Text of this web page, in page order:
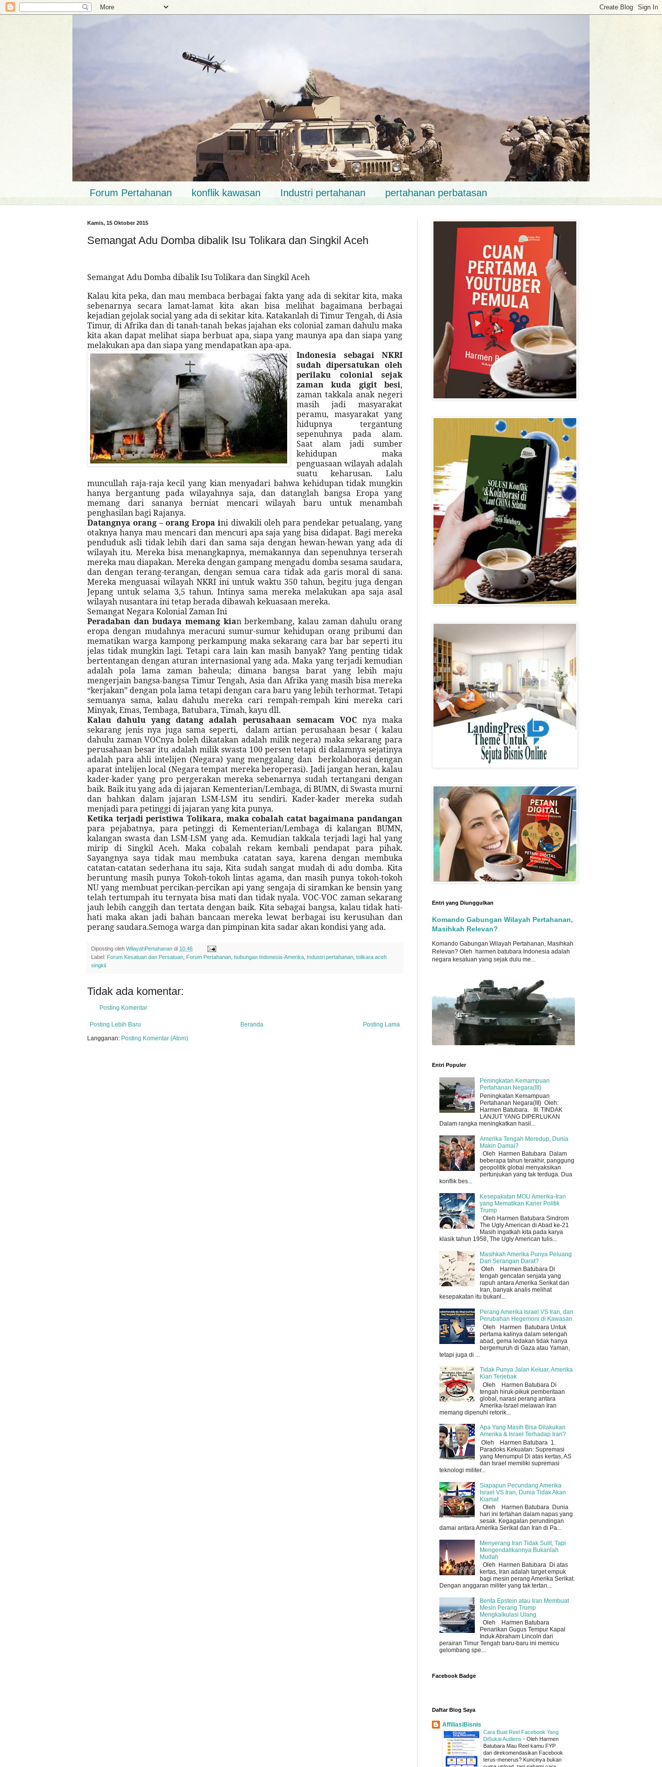
Forum Pertahanan konflik kawasan Industri pertahanan pertahanan perbatasan
Kamis, 15 Oktober 2015
Semangat Adu Domba dibalik Isu Tolikara dan Singkil Aceh
Semangat Adu Domba dibalik Isu Tolikara dan Singkil Aceh
Kalau kita peka, dan mau membaca berbagai fakta yang ada di sekitar kita, maka
sebenarnya secara lamat-lamat kita akan bisa melihat bagaimana berbagai
kejadian gejolak social yang ada di sekitar kita. Katakanlah di Timur Tengah, di Asia
Timur, di Afrika dan di tanah-tanah bekas jajahan eks colonial zaman dahulu maka
kita akan dapat melihat siapa berbuat apa, siapa yang maunya apa dan siapa yang
melakukan apa dan siapa yang mendapatkan apa-apa.
Indonesia sebagai NKRI
sudah dipersatukan oleh
perilaku colonial sejak
zaman kuda gigit besi,
zaman takkala anak negeri
masih jadi masyarakat
peramu, masyarakat yang
hidupnya tergantung
sepenuhnya pada alam.
Saat alam jadi sumber
kehidupan maka
penguasaan wilayah adalah
suatu keharusan. Lalu
muncullah raja-raja kecil yang kian menyadari bahwa kehidupan tidak mungkin
hanya bergantung pada wilayahnya saja, dan datanglah bangsa Eropa yang
memang dari sananya berniat mencari wilayah baru untuk menambah
penghasilan bagi Rajanya.
Datangnya orang – orang Eropa ini diwakili oleh para pendekar petualang, yang
otaknya hanya mau mencari dan mencuri apa saja yang bisa didapat. Bagi mereka
penduduk asli tidak lebih dari dan sama saja dengan hewan-hewan yang ada di
wilayah itu. Mereka bisa menangkapnya, memakannya dan sepenuhnya terserah
mereka mau diapakan. Mereka dengan gampang mengadu domba sesama saudara,
dan dengan terang-terangan, dengan semua cara tidak ada garis moral di sana.
Mereka menguasai wilayah NKRI ini untuk waktu 350 tahun, begitu juga dengan
Jepang untuk selama 3,5 tahun. Intinya sama mereka melakukan apa saja asal
wilayah nusantara ini tetap berada dibawah kekuasaan mereka.
Semangat Negara Kolonial Zaman Ini
Peradaban dan budaya memang kian berkembang, kalau zaman dahulu orang
eropa dengan mudahnya meracuni sumur-sumur kehidupan orang pribumi dan
mematikan warga kampong perkampung maka sekarang cara bar bar seperti itu
jelas tidak mungkin lagi. Tetapi cara lain kan masih banyak? Yang penting tidak
bertentangan dengan aturan internasional yang ada. Maka yang terjadi kemudian
adalah pola lama zaman baheula; dimana bangsa barat yang lebih maju
mengerjain bangsa-bangsa Timur Tengah, Asia dan Afrika yang masih bisa mereka
“kerjakan” dengan pola lama tetapi dengan cara baru yang lebih terhormat. Tetapi
semuanya sama, kalau dahulu mereka cari rempah-rempah kini mereka cari
Minyak, Emas, Tembaga, Batubara, Timah, kayu dll.
Kalau dahulu yang datang adalah perusahaan semacam VOC nya maka
sekarang jenis nya juga sama seperti,
dalam artian perusahaan besar ( kalau
dahulu zaman VOCnya boleh dikatakan adalah milik negera) maka sekarang para
perusahaan besar itu adalah milik swasta 100 persen tetapi di dalamnya sejatinya
adalah para ahli intelijen (Negara) yang menggalang dan
berkolaborasi dengan
aparat intelijen local (Negara tempat mereka beroperasi). Jadi jangan heran, kalau
kader-kader yang pro pergerakan mereka sebenarnya sudah tertangani dengan
baik. Baik itu yang ada di jajaran Kementerian/Lembaga, di BUMN, di Swasta murni
dan bahkan dalam jajaran LSM-LSM itu sendiri. Kader-kader mereka sudah
menjadi para petinggi di jajaran yang kita punya.
Ketika terjadi peristiwa Tolikara, maka cobalah catat bagaimana pandangan
para pejabatnya, para petinggi di Kementerian/Lembaga di kalangan BUMN,
kalangan swasta dan LSM-LSM yang ada. Kemudian takkala terjadi lagi hal yang
mirip di Singkil Aceh. Maka cobalah rekam kembali pendapat para pihak.
Sayangnya saya tidak mau membuka catatan saya, karena dengan membuka
catatan-catatan sederhana itu saja, Kita sudah sangat mudah di adu domba. Kita
beruntung masih punya Tokoh-tokoh lintas agama, dan masih punya tokoh-tokoh
NU yang membuat percikan-percikan api yang sengaja di siramkan ke bensin yang
telah tertumpah itu ternyata bisa mati dan tidak nyala. VOC-VOC zaman sekarang
jauh lebih canggih dan tertata dengan baik. Kita sebagai bangsa, kalau tidak hati-
hati maka akan jadi bahan bancaan mereka lewat berbagai isu kerusuhan dan
perang saudara.Semoga warga dan pimpinan kita sadar akan kondisi yang ada.
Diposting oleh WilayahPertahanan di 10.46
Label: Forum Kesatuan dan Persatuan Forum Pertahanan hubungan Indonesia-Amerika Industri pertahanan tolikara aceh
singkil
Tidak ada komentar:
Posting Komentar
Posting Lebih Baru Posting Lama
Beranda
Langganan: Posting Komentar (Atom)
Entri yang Diunggulkan
Komando Gabungan Wilayah Pertahanan,
Masihkah Relevan?
Komando Gabungan Wilayah Pertahanan, Masihkah
Relevan? Oleh harmen batubara Indonesia adalah
negara kesatuan yang sejak dulu me...
Entri Populer
Peningkatan Kemampuan
Pertahanan Negara(III)
Peningkatan Kemampuan
Pertahanan Negara(III) Oleh:
Harmen Batubara. III. TINDAK
LANJUT YANG DIPERLUKAN
Dalam rangka meningkatkan hasil...
Amerika Tengah Meredup, Dunia
Makin Damai?
Oleh Harmen Batubara Dalam
beberapa tahun terakhir, panggung
geopolitik global menyaksikan
pertunjukan yang tak terduga. Dua
konflik bes...
Kesepakatan MOU Amerika-Iran
yang Mematikan Karier Politik
Trump
Oleh Harmen Batubara Sindrom
The Ugly American di Abad ke-21
Masih ingatkah kita pada karya
klasik tahun 1958, The Ugly American tulis...
Masihkah Amerika Punya Peluang
Dari Serangan Darat?
Oleh Harmen Batubara Di
tengah gencatan senjata yang
rapuh antara Amerika Serikat dan
Iran, banyak analis melihat
kesepakatan itu bukanl...
Perang Amerika Israel VS Iran, dan
Perubahan Hegemoni di Kawasan
Oleh Harmen Batubara Untuk
pertama kalinya dalam setengah
abad, gema ledakan tidak hanya
bergemuruh di Gaza atau Yaman,
tetapi juga di ...
Tidak Punya Jalan Keluar, Amerika
Kian Terjebak
Oleh Harmen Batubara Di
tengah hiruk-pikuk pemberitaan
global, narasi perang antara
Amerika-Israel melawan Iran
memang dipenuhi retorik...
Apa Yang Masih Bisa Dilakukan
Amerika & Israel Terhadap Iran?
Oleh Harmen Batubara 1.
Paradoks Kekuatan: Supremasi
yang Menumpul Di atas kertas, AS
dan Israel memiliki supremasi
teknologi militer...
Siapapun Pecundang Amerika
Israel VS Iran, Dunia Tidak Akan
Kiamat
Oleh Harmen Batubara Dunia
hari ini tertahan dalam napas yang
sesak. Kegagalan perundingan
damai antara Amerika Serikat dan Iran di Pa...
Menyerang Iran Tidak Sulit, Tapi
Mengendalikannya Bukanlah
Mudah
Oleh Harmen Batubara Di atas
kertas, Iran adalah target empuk
bagi mesin perang Amerika Serikat.
Dengan anggaran militer yang tak tertan...
Berita Epstein atau Iran Membuat
Mesin Perang Trump
Mengkalkulasi Ulang
Oleh Harmen Batubara
Penarikan Gugus Tempur Kapal
Induk Abraham Lincoln dari
perairan Timur Tengah baru-baru ini memicu
gelombang spe...
Facebook Badge
Daftar Blog Saya
AffiliasiBisnis
Cara Buat Reel Facebook Yang
DiSukai Audiens - Oleh Harmen
Batubara Mau Reel kamu FYP
dan direkomendasikan Facebook
terus-menerus? Kuncinya bukan